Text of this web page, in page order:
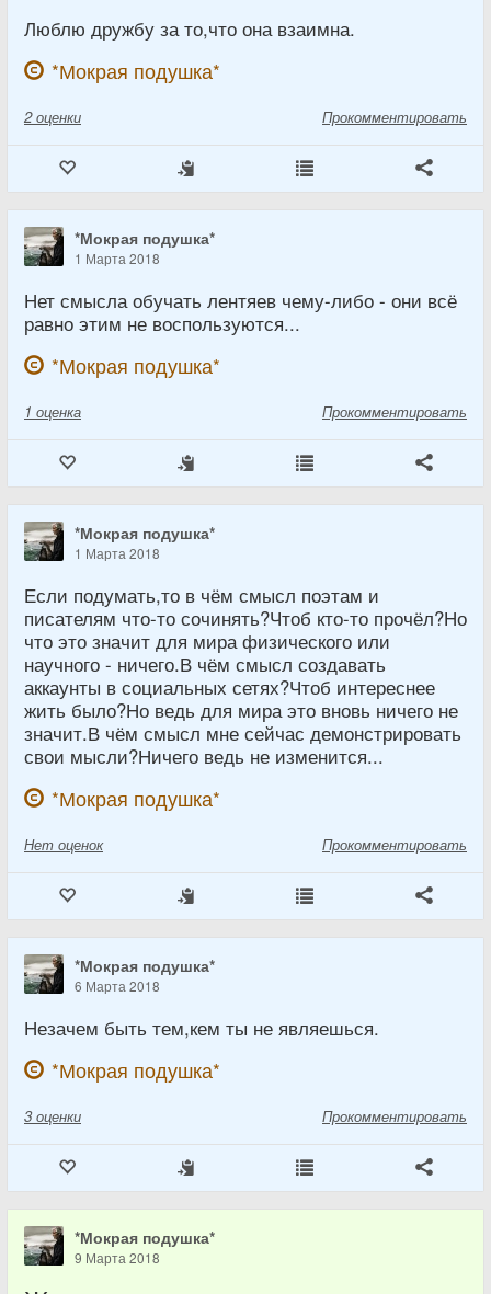
Люблю дружбу за то,что она взаимна.
*Мокрая подушка*
2 оценки Прокомментировать
*Мокрая подушка*
1 Марта 2018
Нет смысла обучать лентяев чему-либо - они всё
равно этим не воспользуются...
*Мокрая подушка*
1 оценка Прокомментировать
*Мокрая подушка*
1 Марта 2018
Если подумать,то в чём смысл поэтам и
писателям что-то сочинять?Чтоб кто-то прочёл?Но
что это значит для мира физического или
научного - ничего.В чём смысл создавать
аккаунты в социальных сетях?Чтоб интереснее
жить было?Но ведь для мира это вновь ничего не
значит.В чём смысл мне сейчас демонстрировать
свои мысли?Ничего ведь не изменится...
*Мокрая подушка*
Нет оценок Прокомментировать
*Мокрая подушка*
6 Марта 2018
Незачем быть тем,кем ты не являешься.
*Мокрая подушка*
3 оценки Прокомментировать
*Мокрая подушка*
9 Марта 2018